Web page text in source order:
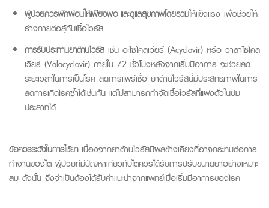
ผู้ป่วยควรพักผ่อนให้เพียงพอ และดูแลสุขภาพโดยรวมให้แข็งแรง เพื่อช่วยให้
ร่างกายต่อสู้กับเชื้อไวรัส
การรับประทานยาต้านไวรัส เช่น อะไซโคลเวียร์ (Acyclovir) หรือ วาลาไซโคล
เวียร์ (Valacyclovir) ภายใน 72 ชั่วโมงหลังจากเริ่มมีอาการ จะช่วยลด
ระยะเวลาในการเป็นโรค ลดการแพร่เชื้อ ยาต้านไวรัสนี้มีประสิทธิภาพในการ
ลดการเกิดโรคซ้ำได้เช่นกัน แต่ไม่สามารถกำจัดเชื้อไวรัสที่แฝงตัวในปม
ประสาทได้
ข้อควรระวังในการใช้ยาเนื่องจากยาต้านไวรัสมีผลข้างเคียงที่อาจกระทบต่อการ
ทำงานของไต ผู้ป่วยที่มีปัญหาเกี่ยวกับไตควรได้รับการปรับขนาดยาอย่างเหมาะ
สม ดังนั้น จึงจำเป็นต้องได้รับคำแนะนำจากแพทย์เมื่อเริ่มมีอาการของโรค